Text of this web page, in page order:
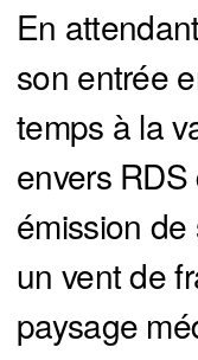
En
son entrée
temps à la
envers
émission
un vent de
paysage